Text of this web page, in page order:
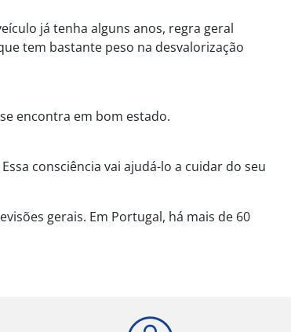
já tenha alguns anos, regra geral
tem bastante peso na desvalorização
encontra em bom estado.
consciência vai ajudá-lo a cuidar do seu
gerais. Em Portugal, há mais de 60